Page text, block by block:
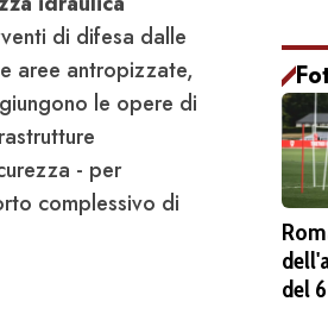
di difesa dalle
aree antropizzate,
le opere di
- per
complessivo di
del